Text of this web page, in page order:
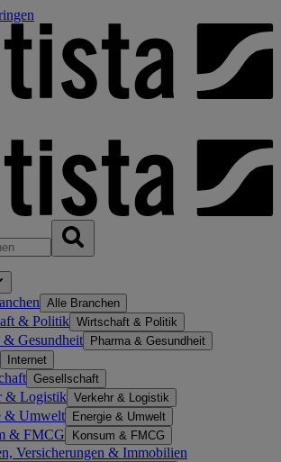
Alle Branchen
& Politik Wirtschaft & Politik
& Gesundheit Pharma & Gesundheit
Internet
Gesellschaft
& Logistik Verkehr & Logistik
& Umwelt Energie & Umwelt
& FMCG Konsum & FMCG
Versicherungen & Immobilien